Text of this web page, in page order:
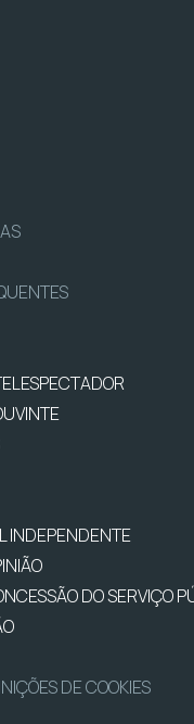
INDEPENDENTE
DO SERVIÇO
DE COOKIES